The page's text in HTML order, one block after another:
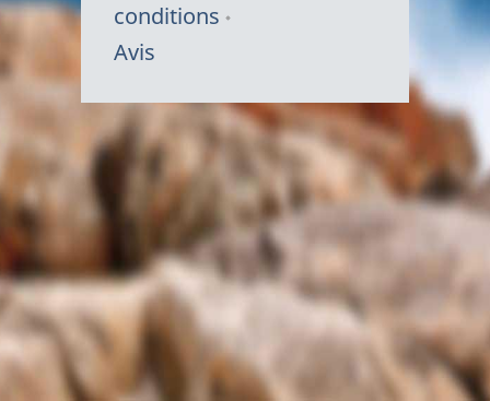
conditions
Avis
Symbole
du
Canada